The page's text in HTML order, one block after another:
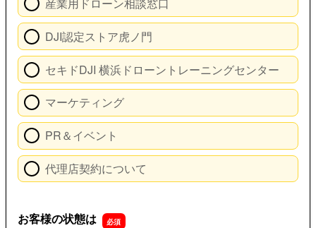
DJI認定ストア虎ノ門
セキドDJI 横浜ドローントレーニングセンター
マーケティング
PR＆イベント
代理店契約について
お客様の状態は